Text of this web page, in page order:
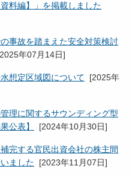
料編】」を掲載しました
事故を踏まえた安全対策検討
2025年07月14日]
想定区域図について [2025年
理に関するサウンディング型
公表】
[2024年10月30日]
完する官民出資会社の株主間
ました [2023年11月07日]